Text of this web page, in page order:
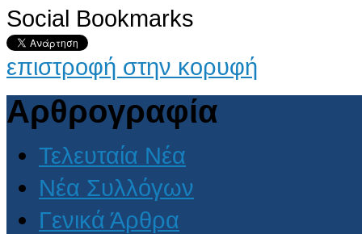
AdmirorGallery 4.5.0, author/s Vasiljevski& Kekeljevic
Social Bookmarks
επιστροφή στην κορυφή
Αρθρογραφία
Τελευταία Νέα
Νέα Συλλόγων
Γενικά Άρθρα